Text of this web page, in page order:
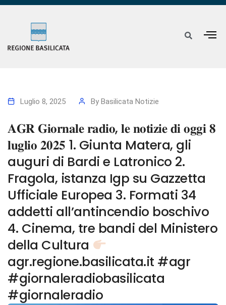
Luglio 8, 2025 By Basilicata Notizie
𝐀𝐆𝐑 𝐆𝐢𝐨𝐫𝐧𝐚𝐥𝐞 𝐫𝐚𝐝𝐢𝐨, 𝐥𝐞 𝐧𝐨𝐭𝐢𝐳𝐢𝐞 𝐝𝐢 𝐨𝐠𝐠𝐢 𝟖
𝐥𝐮𝐠𝐥𝐢𝐨 𝟐𝟎𝟐𝟓 1. Giunta Matera, gli
auguri di Bardi e Latronico 2.
Fragola, istanza Igp su Gazzetta
Ufficiale Europea 3. Formati 34
addetti all’antincendio boschivo
4. Cinema, tre bandi del Ministero
della Cultura
agr.regione.basilicata.it #agr
#giornaleradiobasilicata
#giornaleradio